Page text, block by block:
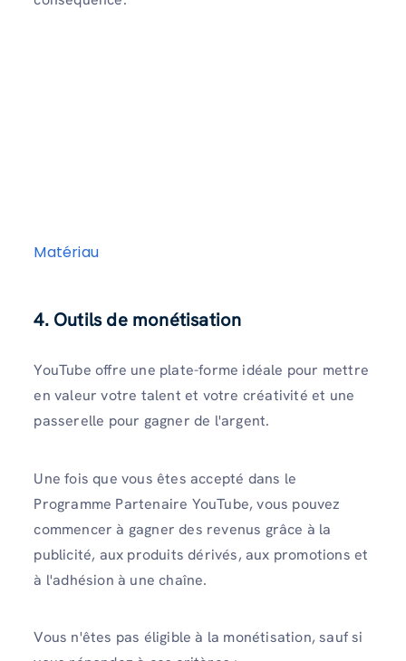
Matériau
4. Outils de monétisation
YouTube offre une plate-forme idéale pour mettre
en valeur votre talent et votre créativité et une
passerelle pour gagner de l'argent.
Une fois que vous êtes accepté dans le
Programme Partenaire YouTube, vous pouvez
commencer à gagner des revenus grâce à la
publicité, aux produits dérivés, aux promotions et
à l'adhésion à une chaîne.
Vous n'êtes pas éligible à la monétisation, sauf si